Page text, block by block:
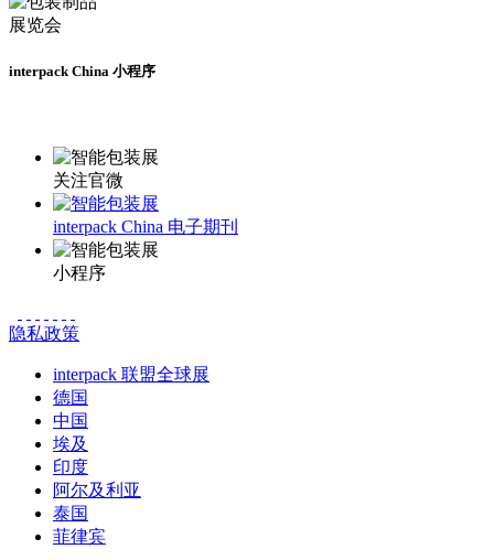
interpack China 小程序
关注官微
interpack China 电子期刊
小程序
隐私政策
interpack 联盟全球展
德国
中国
埃及
印度
阿尔及利亚
泰国
菲律宾